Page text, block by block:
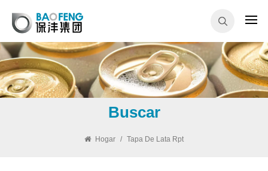
Buscar
Hogar / Tapa De Lata Rpt